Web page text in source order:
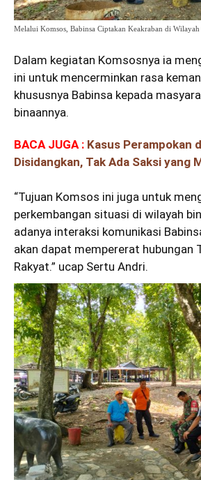
Melalui Komsos, Babinsa Ciptakan Keakraban di Wilayah
Dalam kegiatan Komsosnya ia
ini untuk mencerminkan rasa
khususnya Babinsa kepada
binaannya.
BACA JUGA : Kasus Perampokan
Disidangkan, Tak Ada Saksi yang
“Tujuan Komsos ini juga untuk
perkembangan situasi di wilayah
adanya interaksi komunikasi
akan dapat mempererat hubungan
Rakyat.” ucap Sertu Andri.